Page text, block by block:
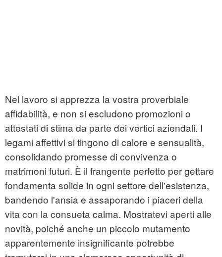
Nel lavoro si apprezza la vostra proverbiale
affidabilità, e non si escludono promozioni o
attestati di stima da parte dei vertici aziendali. I
legami affettivi si tingono di calore e sensualità,
consolidando promesse di convivenza o
matrimoni futuri. È il frangente perfetto per gettare
fondamenta solide in ogni settore dell'esistenza,
bandendo l'ansia e assaporando i piaceri della
vita con la consueta calma. Mostratevi aperti alle
novità, poiché anche un piccolo mutamento
apparentemente insignificante potrebbe